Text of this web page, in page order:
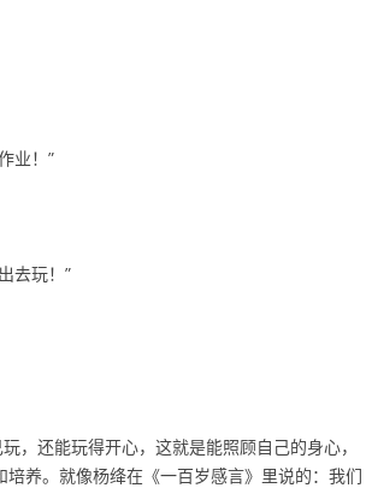
业！”
去玩！”
，还能玩得开心，这就是能照顾自己的身心，
养。就像杨绛在《一百岁感言》里说的：我们